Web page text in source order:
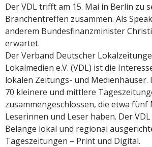
Der VDL trifft am 15. Mai in Berlin zu
Branchentreffen zusammen. Als
anderem Bundesfinanzminister
erwartet.
Der Verband Deutscher
Lokalmedien e.V. (VDL) ist die
lokalen Zeitungs- und Medienhäuser.
70 kleinere und mittlere
zusammengeschlossen, die etwa fünf
Leserinnen und Leser haben. Der
Belange lokal und regional
Tageszeitungen – Print und Digital.